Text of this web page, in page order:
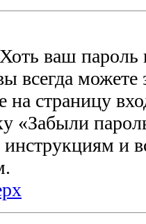
ваш
всегда
на страницу
«Забыли
и